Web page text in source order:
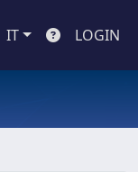
IT LOGIN